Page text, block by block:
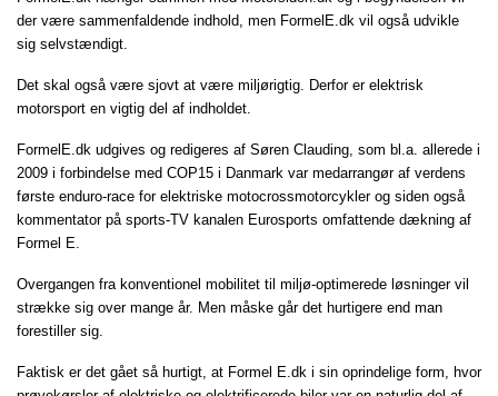
der være sammenfaldende indhold, men FormelE.dk vil også udvikle
sig selvstændigt.
Det skal også være sjovt at være miljørigtig. Derfor er elektrisk
motorsport en vigtig del af indholdet.
FormelE.dk udgives og redigeres af Søren Clauding, som bl.a. allerede i
2009 i forbindelse med COP15 i Danmark var medarrangør af verdens
første enduro-race for elektriske motocrossmotorcykler og siden også
kommentator på sports-TV kanalen Eurosports omfattende dækning af
Formel E.
Overgangen fra konventionel mobilitet til miljø-optimerede løsninger vil
strække sig over mange år. Men måske går det hurtigere end man
forestiller sig.
Faktisk er det gået så hurtigt, at Formel E.dk i sin oprindelige form, hvor